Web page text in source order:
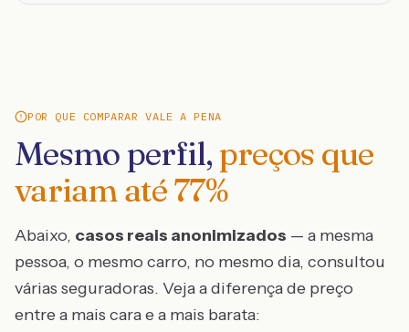
POR QUE COMPARAR VALE A PENA
Mesmo perfil, preços que
variam até77%
Abaixo, casos reais anonimizados — a mesma
pessoa, o mesmo carro, no mesmo dia, consultou
várias seguradoras. Veja a diferença de preço
entre a mais cara e a mais barata: